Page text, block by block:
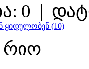
0 |
ყიდულობენ (10)